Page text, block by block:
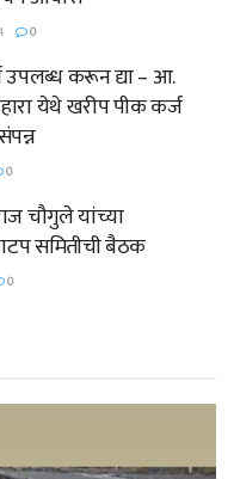
0
उपलब्ध करून द्या – आ.
येथे खरीप पीक कर्ज
0
चौगुले यांच्या
समितीची बैठक
0